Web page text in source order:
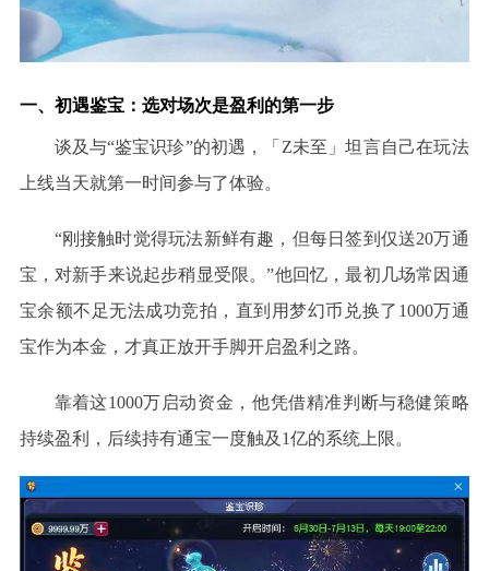
一、初遇鉴宝：选对场次是盈利的第一步
谈及与“鉴宝识珍”的初遇，「 Z未至」坦言自己在玩法
上线当天就第一时间参与了体验。
“刚接触时觉得玩法新鲜有趣，但每日签到仅送20万通
宝，对新手来说起步稍显受限。”他回忆，最初几场常因通
宝余额不足无法成功竞拍，直到用梦幻币兑换了1000万通
宝作为本金，才真正放开手脚开启盈利之路。
靠着这1000万启动资金，他凭借精准判断与稳健策略
持续盈利，后续持有通宝一度触及1亿的系统上限。